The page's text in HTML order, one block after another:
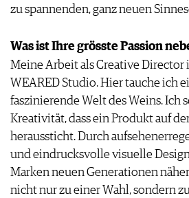
TRINKREIFETABELLE
WEINSUCHE
NEWSLETTER
WINE TRADE CLUB
REDAKTION
JOBS
WERBUNG
PRESSE
IMPRESSUM
AGB & DATENSCHUTZ
zu spannenden, ganz neuen
Was ist Ihre grösste Passion
Meine Arbeit als Creative
WEARED Studio. Hier tauche ich
faszinierende Welt des Weins. Ich
Kreativität, dass ein Produkt auf
heraussticht. Durch
und eindrucksvolle visuelle
Marken neuen Generationen
nicht nur zu einer Wahl, sondern